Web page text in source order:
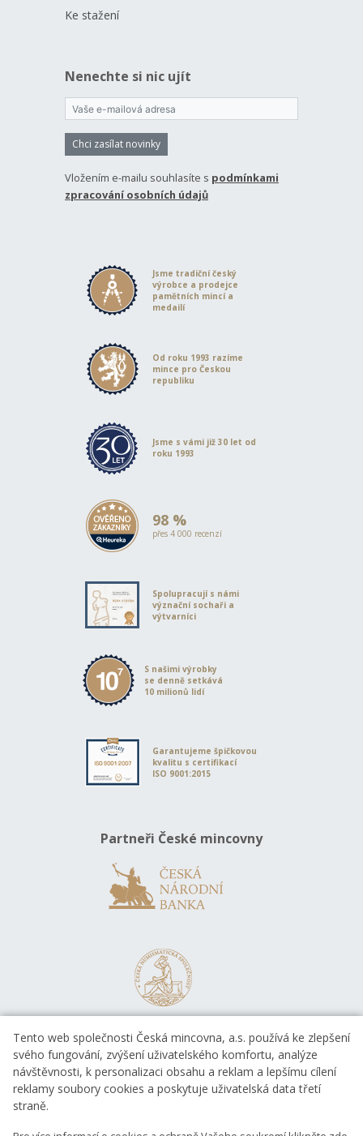
Ke stažení
Nenechte si nic ujít
Chci zasílat novinky
Vložením e-mailu souhlasíte s podmínkami
zpracování osobních údajů
Jsme tradiční český
výrobce a prodejce
pamětních mincí a
medailí
Od roku 1993 razíme
mince pro Českou
republiku
Jsme s vámi již 30 let od
roku 1993
98 %
přes 4 000 recenzí
Spolupracují s námi
význační sochaři a
výtvarníci
S našimi výrobky
se denně setkává
10 milionů lidí
Garantujeme špičkovou
kvalitu s certifikací
ISO 9001:2015
Partneři České mincovny
EVROPSKÁ UNIE
Tento web společnosti Česká mincovna, a.s. používá ke zlepšení
svého fungování, zvýšení uživatelského komfortu, analýze
návštěvnosti, k personalizaci obsahu a reklam a lepšímu cílení
reklamy soubory cookies a poskytuje uživatelská data třetí
straně.